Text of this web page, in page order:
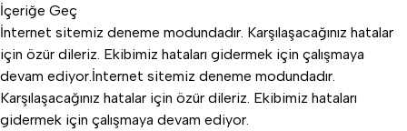
İçeriğe Geç
İnternet sitemiz deneme modundadır. Karşılaşacağınız hatalar
için özür dileriz. Ekibimiz hataları gidermek için çalışmaya
devam ediyor.İnternet sitemiz deneme modundadır.
Karşılaşacağınız hatalar için özür dileriz. Ekibimiz hataları
gidermek için çalışmaya devam ediyor.